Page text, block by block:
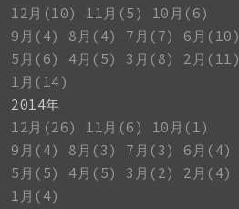
12月(10)
11月(5)
10月(6)
9月(4)
8月(4) 7月(7)
6月(10)
5月(6)
4月(5) 3月(8)
2月(11)
1月(14)
2014年
12月(26)
11月(6)
10月(1)
9月(4)
8月(3) 7月(3)
6月(4)
5月(5)
4月(5) 3月(2)
2月(4)
1月(4)